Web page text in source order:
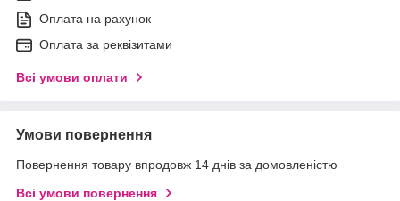
Оплата на рахунок
Оплата за реквізитами
Всі умови оплати
Умови повернення
Повернення товару впродовж 14 днів за домовленістю
Всі умови повернення